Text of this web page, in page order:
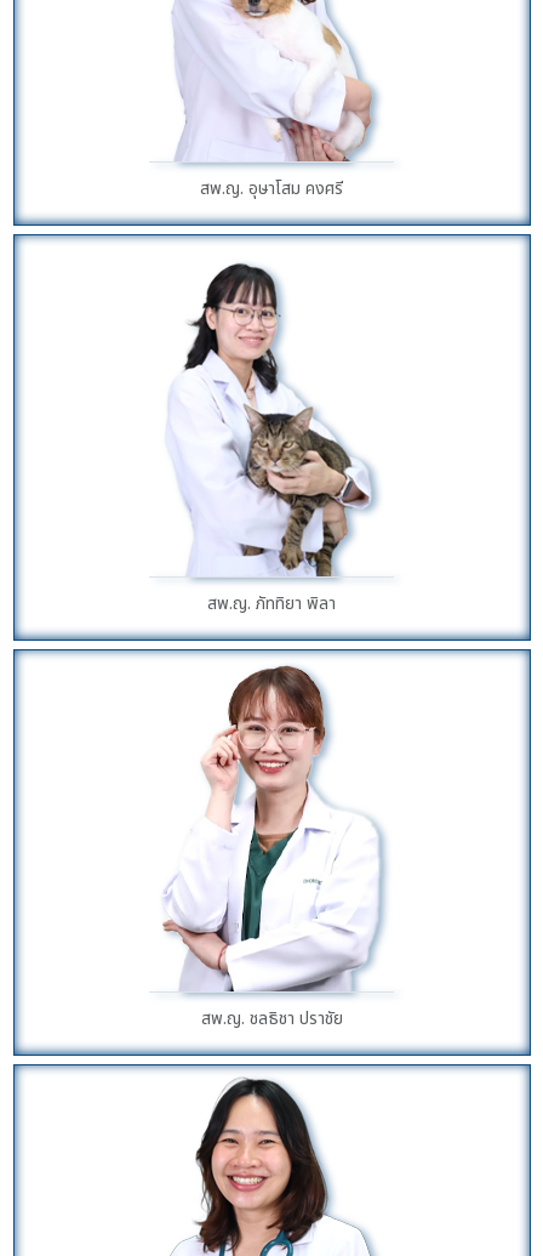
สพ.ญ. อุษาโสม คงศรี
สพ.ญ. ภัททิยา พิลา
สพ.ญ. ชลธิชา ปราชัย